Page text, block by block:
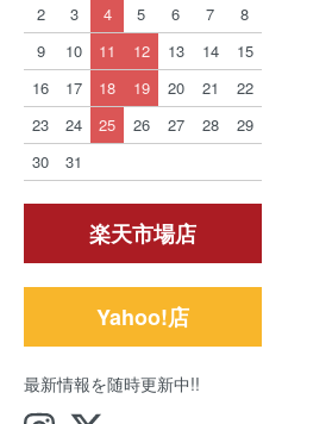
2
3 4 5 6 7
8
9
10 11 12 13 14
15
16
17 18 19 20 21
22
23
24 25 26 27 28
29
30
31
楽天市場店
Yahoo!店
最新情報を随時更新中!!